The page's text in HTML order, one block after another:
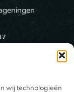
wij technologieën